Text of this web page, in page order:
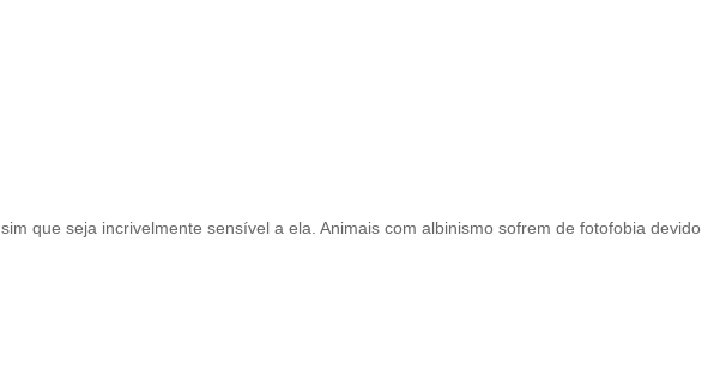
que seja incrivelmente sensível a ela. Animais com albinismo sofrem de fotofobia devido